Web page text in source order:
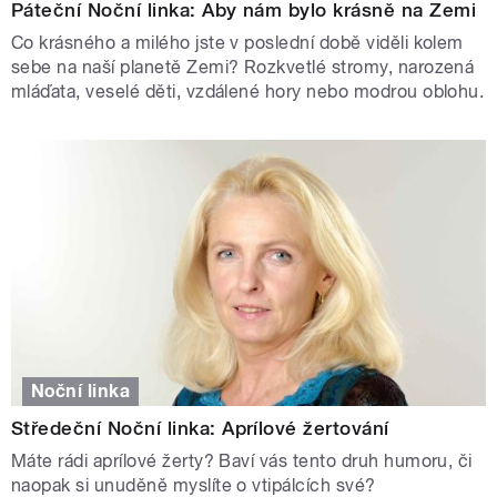
Páteční Noční linka: Aby nám bylo krásně na Zemi
Co krásného a milého jste v poslední době viděli kolem
sebe na naší planetě Zemi? Rozkvetlé stromy, narozená
mláďata, veselé děti, vzdálené hory nebo modrou oblohu.
Noční linka
Středeční Noční linka: Aprílové žertování
Máte rádi aprílové žerty? Baví vás tento druh humoru, či
naopak si unuděně myslíte o vtipálcích své?